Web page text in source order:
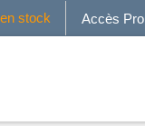
stock Accès Pro